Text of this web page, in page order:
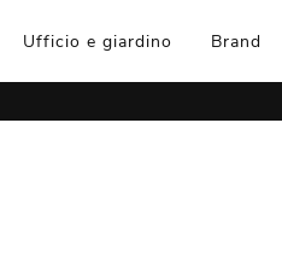
Ufficio e giardino Brand